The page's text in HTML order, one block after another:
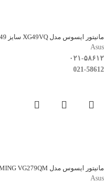
مانیتور ایسوس مدل XG49VQ سایز 49 اینچ
Asus
۰۲۱-۵۸۶۱۲
021-58612
مانیتور ایسوس مدل TUF GAMING VG279QM سایز 27 اینچ
Asus